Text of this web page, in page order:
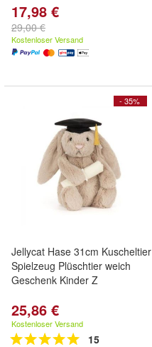
17,98 €
29,00 €
Kostenloser Versand
- 35%
Jellycat Hase 31cm Kuscheltier
Spielzeug Plüschtier weich
Geschenk Kinder Z
25,86 €
Kostenloser Versand
15